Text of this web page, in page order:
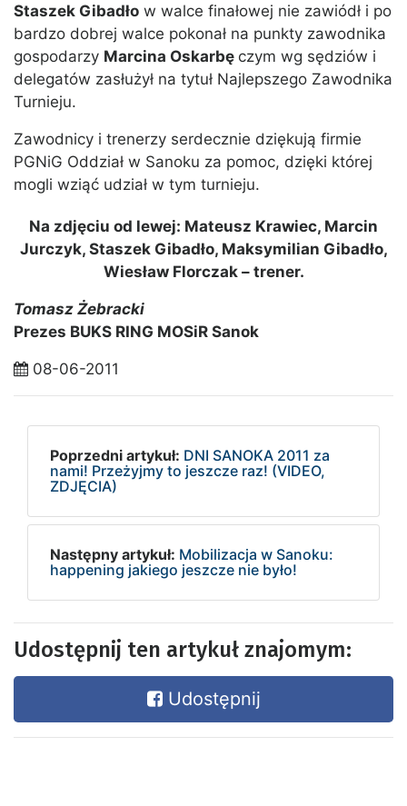
Staszek Gibadło w walce finałowej nie zawiódł i po
bardzo dobrej walce pokonał na punkty zawodnika
gospodarzy Marcina Oskarbę czym wg sędziów i
delegatów zasłużył na tytuł Najlepszego Zawodnika
Turnieju.
Zawodnicy i trenerzy serdecznie dziękują firmie
PGNiG Oddział w Sanoku za pomoc, dzięki której
mogli wziąć udział w tym turnieju.
Na zdjęciu od lewej: Mateusz Krawiec, Marcin
Jurczyk, Staszek Gibadło, Maksymilian Gibadło,
Wiesław Florczak – trener.
Tomasz Żebracki
Prezes BUKS RING MOSiR Sanok
08-06-2011
Poprzedni artykuł: DNI SANOKA 2011 za
nami! Przeżyjmy to jeszcze raz! (VIDEO,
ZDJĘCIA)
Następny artykuł: Mobilizacja w Sanoku:
happening jakiego jeszcze nie było!
Udostępnij ten artykuł znajomym:
Udostępnij